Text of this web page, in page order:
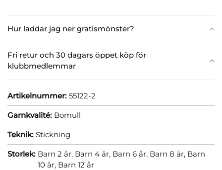
Hur laddar jag ner gratismönster?
Fri retur och 30 dagars öppet köp för
klubbmedlemmar
Artikelnummer: 55122-2
Garnkvalité: Bomull
Teknik: Stickning
Storlek: Barn 2 år, Barn 4 år, Barn 6 år, Barn 8 år, Barn
10 år, Barn 12 år